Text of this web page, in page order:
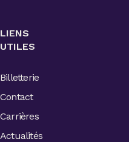
LIENS
UTILES
Billetterie
Contact
Carrières
Actualités